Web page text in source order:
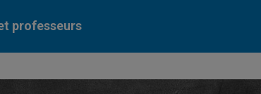
professeurs